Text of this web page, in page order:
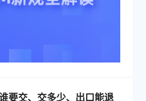
要交、交多少、出口能退